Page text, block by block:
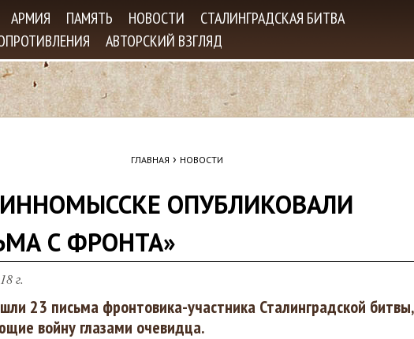
Jump to navigation
АРМИЯ ПАМЯТЬ НОВОСТИ
СТАЛИНГРАДСКАЯ БИТВА
АВТОРСКИЙ ВЗГЛЯД
ГЛАВНАЯ › НОВОСТИ
ОПУБЛИКОВАЛИ
С ФРОНТА»
г.
23 письма фронтовика-участника Сталинградской битвы,
войну глазами очевидца.